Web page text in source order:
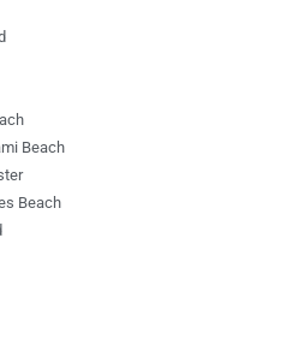
Beach
Beach